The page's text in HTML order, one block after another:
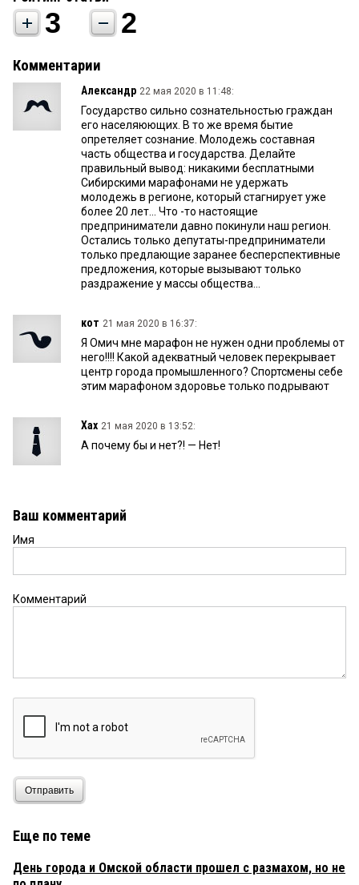
3 2
Комментарии
Александр 22 мая 2020 в 11:48:
Государство сильно сознательностью граждан
его населяюющих. В то же время бытие
опретеляет сознание. Молодежь составная
часть общества и государства. Делайте
правильный вывод: никакими бесплатными
Сибирскими марафонами не удержать
молодежь в регионе, который стагнирует уже
более 20 лет... Что -то настоящие
предприниматели давно покинули наш регион.
Остались только депутаты-предприниматели
только предлающие заранее бесперспективные
предложения, которые вызывают только
раздражение у массы общества...
кот 21 мая 2020 в 16:37:
Я Омич мне марафон не нужен одни проблемы от
него!!!! Какой адекватный человек перекрывает
центр города промышленного? Спортсмены себе
этим марафоном здоровье только подрывают
Хах 21 мая 2020 в 13:52:
А почему бы и нет?! — Нет!
Ваш комментарий
Имя
Комментарий
Отправить
Еще по теме
День города и Омской области прошел с размахом, но не